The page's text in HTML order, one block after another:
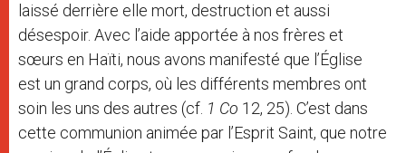
laissé derrière elle mort, destruction et aussi
désespoir. Avec l’aide apportée à nos frères et
sœurs en Haïti, nous avons manifesté que l’Église
est un grand corps, où les différents membres ont
soin les uns des autres (cf. 1 Co 12, 25). C’est dans
cette communion animée par l’Esprit Saint, que notre